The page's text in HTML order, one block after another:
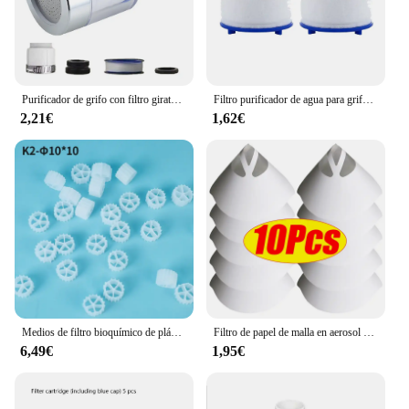
2,21€
Filtro purificador de agua para grifo, adaptador de Metal pesado para eliminar el cloro, filtración de algodón PP para cocina y baño
1,62€
6,49€ 1,95€